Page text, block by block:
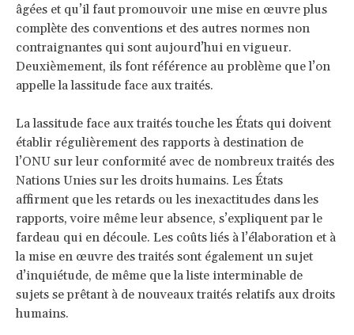
âgées et qu’il faut promouvoir une mise en œuvre plus
complète des conventions et des autres normes non
contraignantes qui sont aujourd’hui en vigueur.
Deuxièmement, ils font référence au problème que l’on
appelle la lassitude face aux traités.
La lassitude face aux traités touche les États qui doivent
établir régulièrement des rapports à destination de
l’ONU sur leur conformité avec de nombreux traités des
Nations Unies sur les droits humains. Les États
affirment que les retards ou les inexactitudes dans les
rapports, voire même leur absence, s’expliquent par le
fardeau qui en découle. Les coûts liés à l’élaboration et à
la mise en œuvre des traités sont également un sujet
d’inquiétude, de même que la liste interminable de
sujets se prêtant à de nouveaux traités relatifs aux droits
humains.